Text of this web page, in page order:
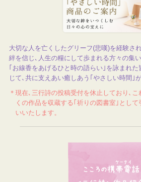
大切な人を亡くしたグリーフ(悲嘆)を経験さ
絆を信じ､人生の糧にして歩まれる方々の集い
｢お線香をあげるひと時の語らい｣を詠まれ
じて､共に支えあい癒しあう｢やさしい時間｣
＊現在､三行詩の投稿受付を休止しており､
くの作品を収蔵する｢祈りの図書室｣とし
いいたします。